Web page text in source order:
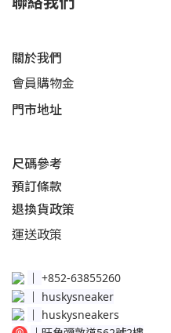
關於我們
會員購物金
門市地址
尺碼參考
預訂條款
退換貨政策​
運送政策​
+852-63855260
│ huskysneaker
│ huskysneakers